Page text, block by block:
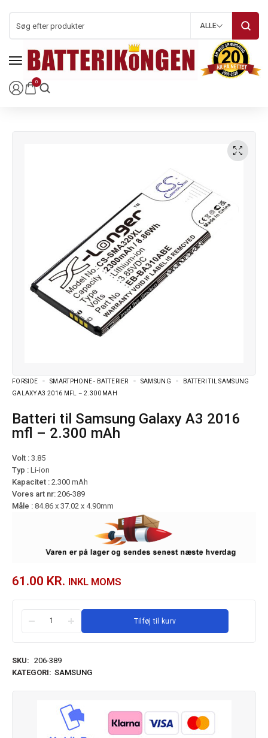
0
ALLE
FORSIDE SMARTPHONE - BATTERIER SAMSUNG
BATTERI TIL SAMSUNG
GALAXY A3 2016 MFL – 2.300 MAH
Batteri til Samsung Galaxy A3 2016
mfl – 2.300 mAh
Volt : 3.85
Typ : Li-ion
Kapacitet : 2.300 mAh
Vores art nr: 206-389
Måle : 84.86 x 37.02 x 4.90mm
61.00 KR. INKL MOMS
Tilføj til kurv
SKU: 206-389
KATEGORI: SAMSUNG